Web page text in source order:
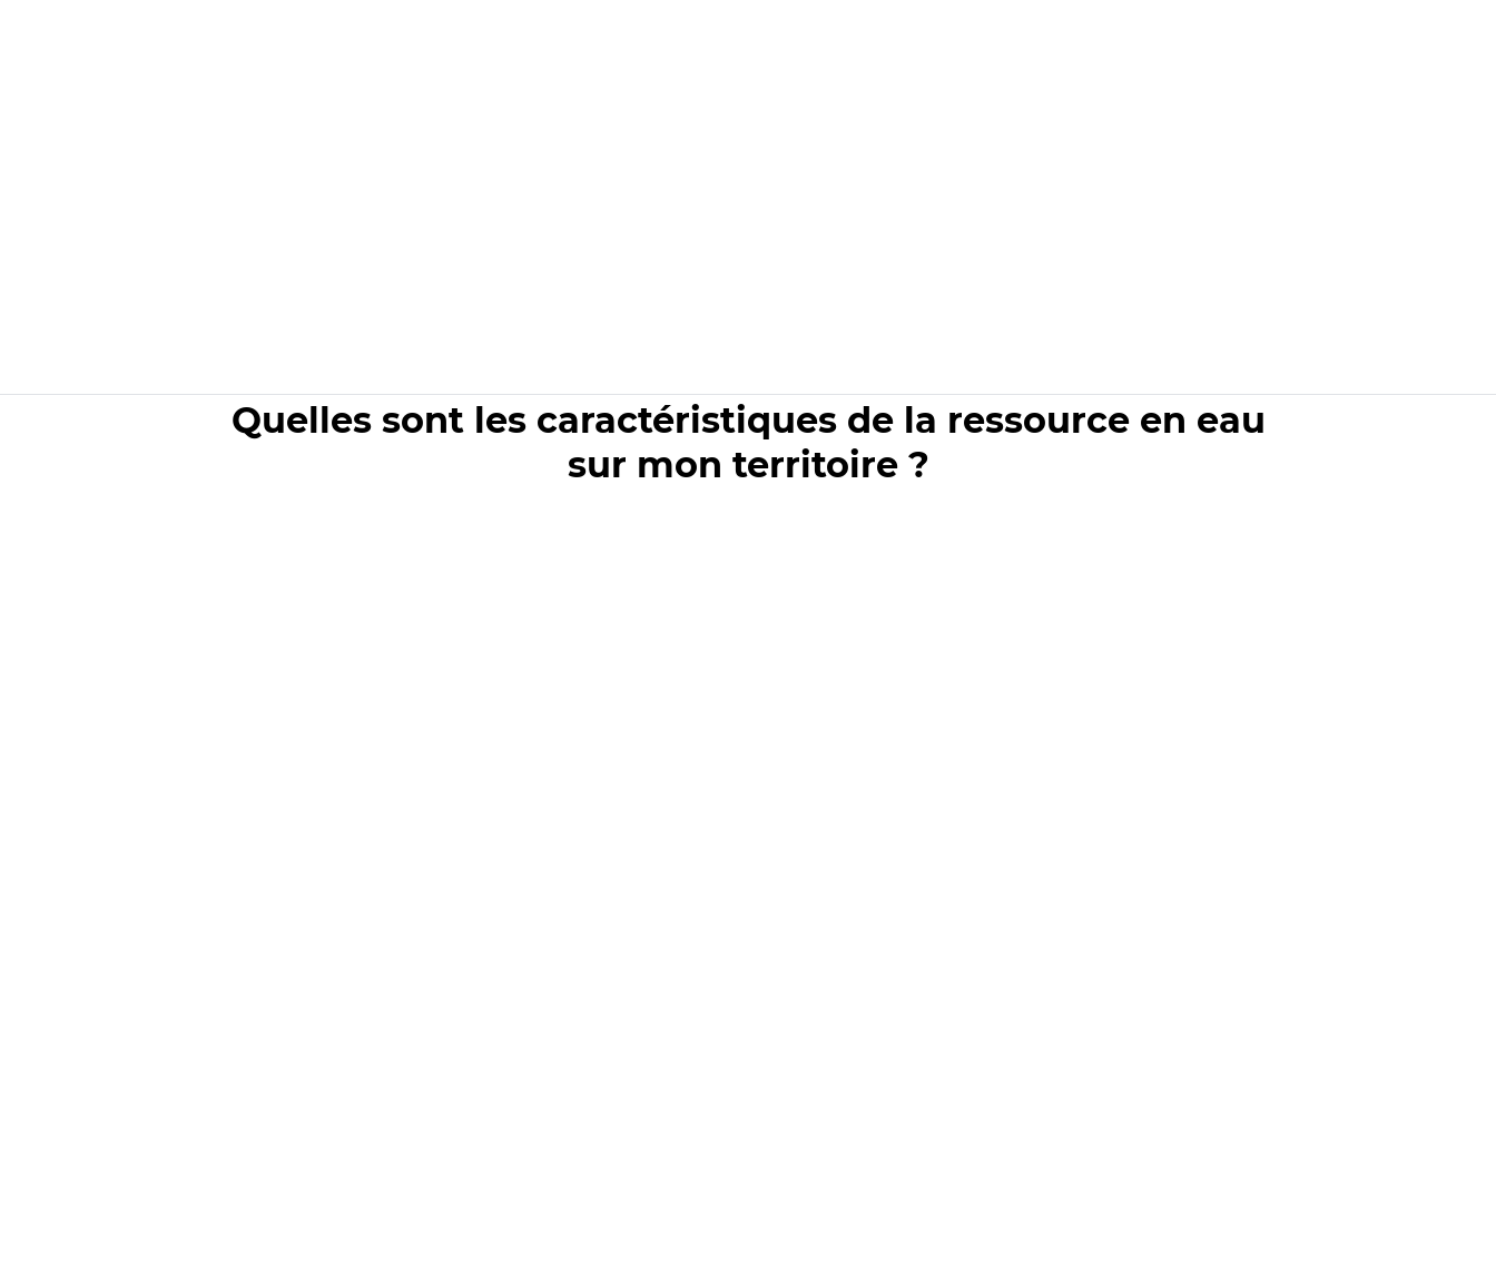
Quelles sont les caractéristiques de la ressource en eau
sur mon territoire ?